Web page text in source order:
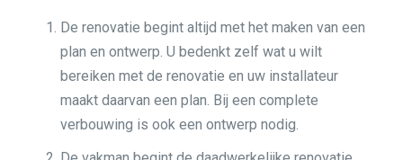
De renovatie begint altijd met het maken van een
plan en ontwerp. U bedenkt zelf wat u wilt
bereiken met de renovatie en uw installateur
maakt daarvan een plan. Bij een complete
verbouwing is ook een ontwerp nodig.